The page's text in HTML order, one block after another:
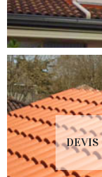
DEVIS